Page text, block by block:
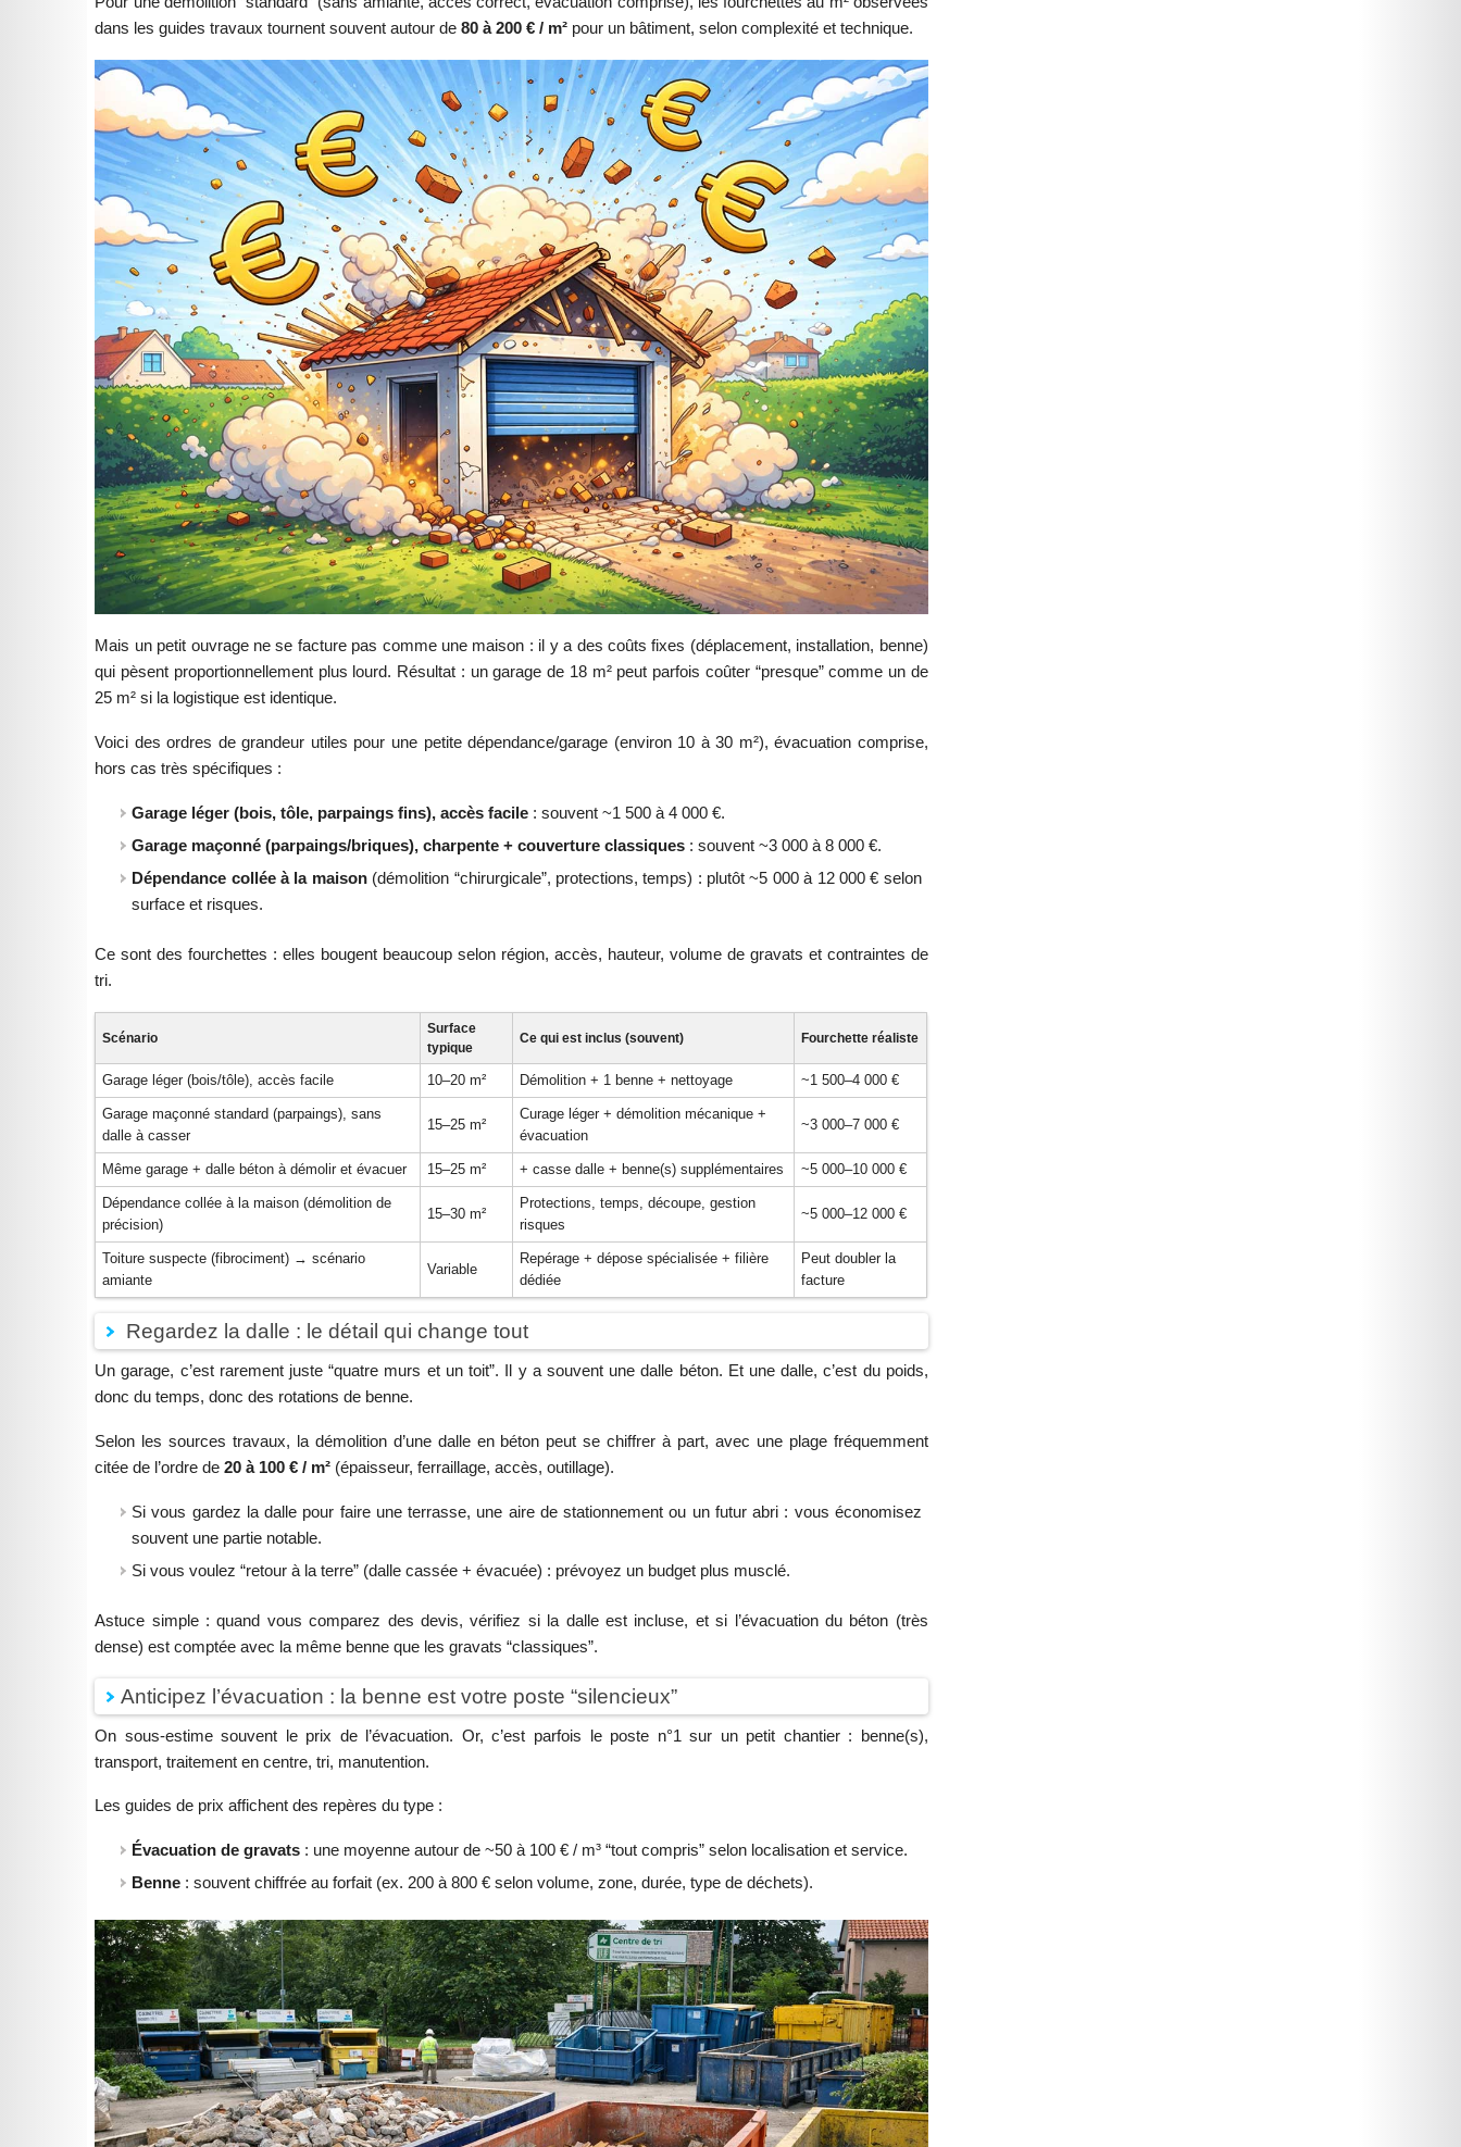
dans les guides travaux tournent souvent autour de80 à 200 € / m² pour un bâtiment, selon complexité et technique.
Mais un petit ouvrage ne se facture pas comme une maison : il y a des coûts fixes (déplacement, installation, benne)
qui pèsent proportionnellement plus lourd. Résultat : un garage de 18 m² peut parfois coûter “presque” comme un de
25 m² si la logistique est identique.
Voici des ordres de grandeur utiles pour une petite dépendance/garage (environ 10 à 30 m²), évacuation comprise,
hors cas très spécifiques :
Garage léger (bois, tôle, parpaings fins), accès facile : souvent ~1 500 à 4 000 €.
Garage maçonné (parpaings/briques), charpente + couverture classiques : souvent ~3 000 à 8 000 €.
Dépendance collée à la maison(démolition “chirurgicale”, protections, temps) : plutôt ~5 000 à 12 000 € selon
surface et risques.
Ce sont des fourchettes : elles bougent beaucoup selon région, accès, hauteur, volume de gravats et contraintes de
tri.
Scénario
Surface
typique
Ce qui est inclus (souvent) Fourchette réaliste
Garage léger (bois/tôle), accès facile 10–20 m² Démolition + 1 benne + nettoyage ~1 500–4 000 €
Garage maçonné standard (parpaings), sans
dalle à casser
15–25 m²
Curage léger + démolition mécanique +
évacuation
~3 000–7 000 €
Même garage + dalle béton à démolir et évacuer 15–25 m² + casse dalle + benne(s) supplémentaires ~5 000–10 000 €
Dépendance collée à la maison (démolition de
précision)
15–30 m²
Protections, temps, découpe, gestion
risques
~5 000–12 000 €
Toiture suspecte (fibrociment) → scénario
amiante
Variable
Repérage + dépose spécialisée + filière
dédiée
Peut doubler la
facture
Regardez la dalle : le détail qui change tout
Un garage, c’est rarement juste “quatre murs et un toit”. Il y a souvent une dalle béton. Et une dalle, c’est du poids,
donc du temps, donc des rotations de benne.
Selon les sources travaux, la démolition d’une dalle en béton peut se chiffrer à part, avec une plage fréquemment
citée de l’ordre de20 à 100 € / m² (épaisseur, ferraillage, accès, outillage).
Si vous gardez la dalle pour faire une terrasse, une aire de stationnement ou un futur abri : vous économisez
souvent une partie notable.
Si vous voulez “retour à la terre” (dalle cassée + évacuée) : prévoyez un budget plus musclé.
Astuce simple : quand vous comparez des devis, vérifiez si la dalle est incluse, et si l’évacuation du béton (très
dense) est comptée avec la même benne que les gravats “classiques”.
Anticipez l’évacuation : la benne est votre poste “silencieux”
On sous-estime souvent le prix de l’évacuation. Or, c’est parfois le poste n°1 sur un petit chantier : benne(s),
transport, traitement en centre, tri, manutention.
Les guides de prix affichent des repères du type :
Évacuation de gravats : une moyenne autour de ~50 à 100 € / m³ “tout compris” selon localisation et service.
Benne : souvent chiffrée au forfait (ex. 200 à 800 € selon volume, zone, durée, type de déchets).